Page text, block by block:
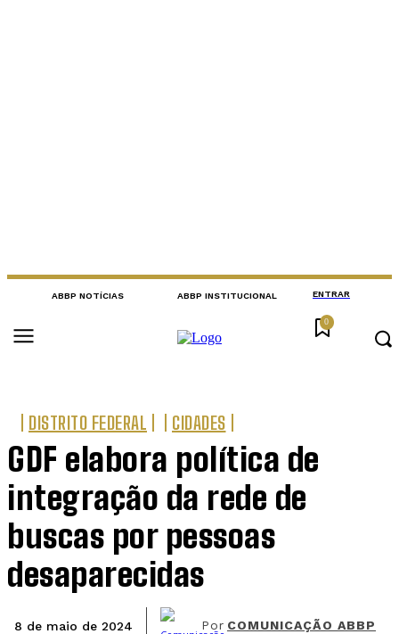
ABBP NOTÍCIAS ABBP INSTITUCIONAL ENTRAR
0
DISTRITO FEDERAL CIDADES
GDF elabora política de
integração da rede de
buscas por pessoas
desaparecidas
8 de maio de 2024 Por COMUNICAÇÃO ABBP